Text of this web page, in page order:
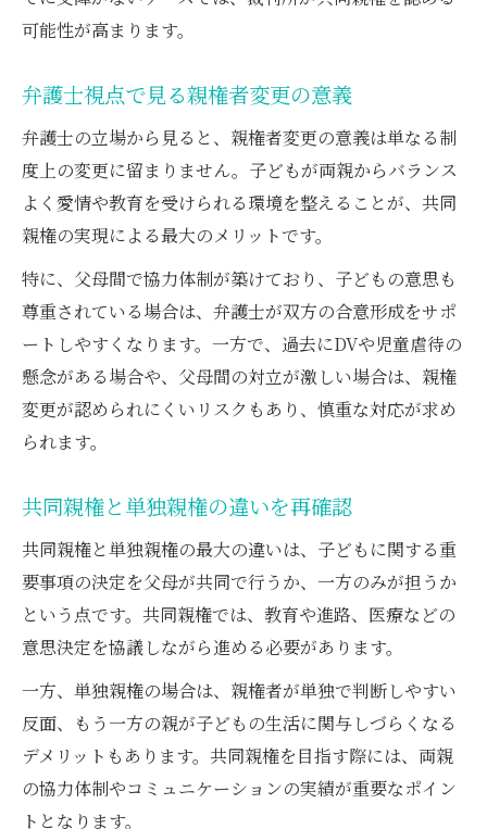
可能性が高まります。
弁護士視点で見る親権者変更の意義
弁護士の立場から見ると、親権者変更の意義は単なる制
度上の変更に留まりません。子どもが両親からバランス
よく愛情や教育を受けられる環境を整えることが、共同
親権の実現による最大のメリットです。
特に、父母間で協力体制が築けており、子どもの意思も
尊重されている場合は、弁護士が双方の合意形成をサポ
ートしやすくなります。一方で、過去にDVや児童虐待の
懸念がある場合や、父母間の対立が激しい場合は、親権
変更が認められにくいリスクもあり、慎重な対応が求め
られます。
共同親権と単独親権の違いを再確認
共同親権と単独親権の最大の違いは、子どもに関する重
要事項の決定を父母が共同で行うか、一方のみが担うか
という点です。共同親権では、教育や進路、医療などの
意思決定を協議しながら進める必要があります。
一方、単独親権の場合は、親権者が単独で判断しやすい
反面、もう一方の親が子どもの生活に関与しづらくなる
デメリットもあります。共同親権を目指す際には、両親
の協力体制やコミュニケーションの実績が重要なポイン
トとなります。